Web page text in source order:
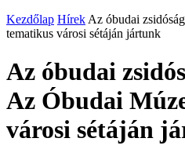
Kezdőlap Hírek Az óbudai
tematikus városi sétáján jártunk
Az óbudai
Az Óbudai
városi sétáján